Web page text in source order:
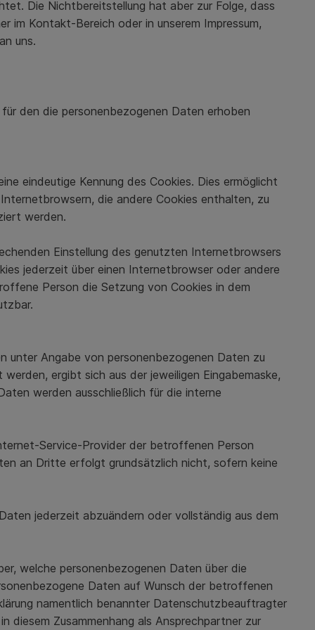
Die Nichtbereitstellung hat aber zur Folge, dass
im Kontakt-Bereich oder in unserem Impressum,
uns.
den die personenbezogenen Daten erhoben
eindeutige Kennung des Cookies. Dies ermöglicht
die andere Cookies enthalten, zu
werden.
Einstellung des genutzten Internetbrowsers
jederzeit über einen Internetbrowser oder andere
Person die Setzung von Cookies in dem
Angabe von personenbezogenen Daten zu
ergibt sich aus der jeweiligen Eingabemaske,
werden ausschließlich für die interne
Service-Provider der betroffenen Person
an Dritte erfolgt grundsätzlich nicht, sofern keine
jederzeit abzuändern oder vollständig aus dem
welche personenbezogenen Daten über die
Daten auf Wunsch der betroffenen
namentlich benannter Datenschutzbeauftragter
Zusammenhang als Ansprechpartner zur